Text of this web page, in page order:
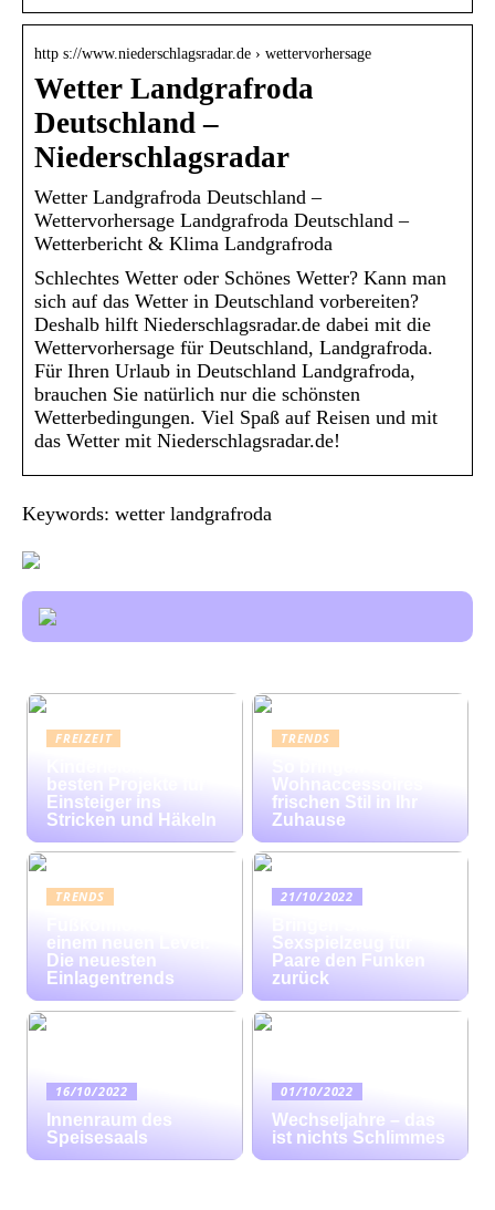
http s://www.niederschlagsradar.de › wettervorhersage
Wetter Landgrafroda
Deutschland –
Niederschlagsradar
Wetter Landgrafroda Deutschland –
Wettervorhersage Landgrafroda Deutschland –
Wetterbericht & Klima Landgrafroda
Schlechtes Wetter oder Schönes Wetter? Kann man
sich auf das Wetter in Deutschland vorbereiten?
Deshalb hilft Niederschlagsradar.de dabei mit die
Wettervorhersage für Deutschland, Landgrafroda.
Für Ihren Urlaub in Deutschland Landgrafroda,
brauchen Sie natürlich nur die schönsten
Wetterbedingungen. Viel Spaß auf Reisen und mit
das Wetter mit Niederschlagsradar.de!
Keywords: wetter landgrafroda
FREIZEIT
besten Projekte für
Einsteiger ins
Stricken und Häkeln
TRENDS
Wohnaccessoires
frischen Stil in Ihr
Zuhause
TRENDS
einem neuen Level:
Die neuesten
Einlagentrends
21/10/2022
Sexspielzeug für
Paare den Funken
zurück
16/10/2022
Innenraum des
Speisesaals
01/10/2022
Wechseljahre – das
ist nichts Schlimmes